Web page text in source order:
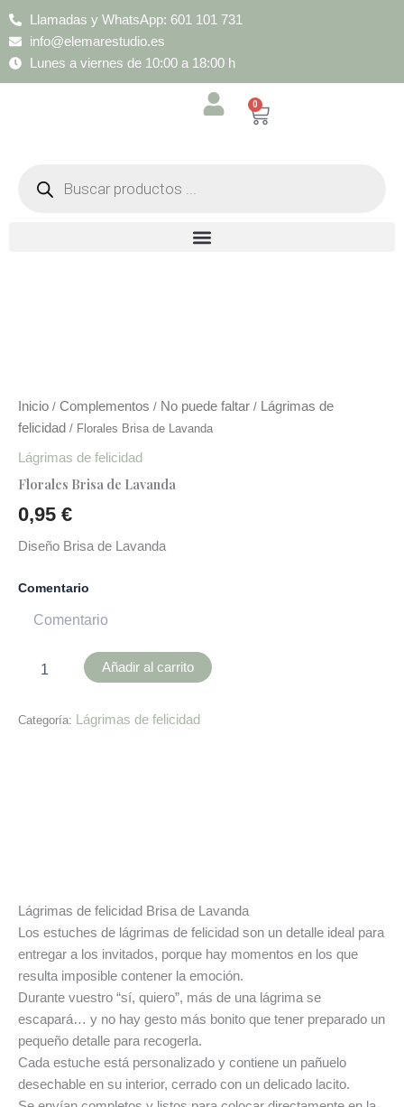
Llamadas y WhatsApp: 601 101 731
info@elemarestudio.es
Lunes a viernes de 10:00 a 18:00 h
0
Cart
productos
Inicio / Complementos / No puede faltar /
Lágrimas de
felicidad / Florales Brisa de Lavanda
Lágrimas de felicidad
Florales Brisa de Lavanda
0,95 €
Diseño Brisa de Lavanda
Comentario
Añadir al carrito
Categoría: Lágrimas de felicidad
Lágrimas de felicidad Brisa de Lavanda
Los estuches de lágrimas de felicidad son un detalle ideal para
entregar a los invitados, porque hay momentos en los que
resulta imposible contener la emoción.
Durante vuestro “sí, quiero”, más de una lágrima se
escapará… y no hay gesto más bonito que tener preparado un
pequeño detalle para recogerla.
Cada estuche está personalizado y contiene un pañuelo
desechable en su interior, cerrado con un delicado lacito.